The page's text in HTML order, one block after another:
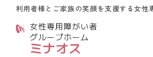
利用者様とご家族の笑顔を支援する女性
女性専用障がい者
グループホーム
ミナオス